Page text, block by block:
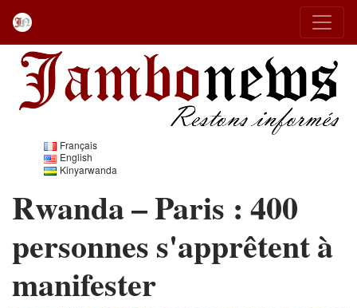
Français
English
Kinyarwanda
Rwanda – Paris : 400
personnes s'apprêtent à
manifester